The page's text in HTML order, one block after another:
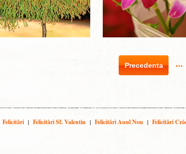
Precedenta ...
Felicitări | Felicitări Sf. Valentin | Felicitări Anul Nou | Felicitări